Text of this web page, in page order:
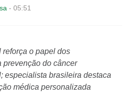
- 05:51
o papel dos
prevenção do câncer
especialista brasileira destaca
médica personalizada